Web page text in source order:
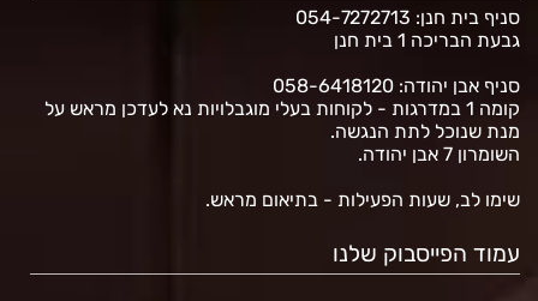
סניף בית חנן: 054-7272713
גבעת הבריכה 1 בית חנן
סניף אבן יהודה: 058-6418120
קומה 1 במדרגות - לקוחות בעלי מוגבלויות נא לעדכן מראש על
מנת שנוכל לתת הנגשה.
השומרון 7 אבן יהודה.
שימו לב, שעות הפעילות - בתיאום מראש.
עמוד הפייסבוק שלנו